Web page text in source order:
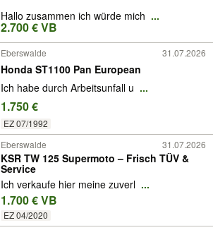
Hallo zusammen ich würde mich ...
2.700 € VB
Eberswalde 31.07.2026
Honda ST1100 Pan European
Ich habe durch Arbeitsunfall u ...
1.750 €
EZ 07/1992
Eberswalde 31.07.2026
KSR TW 125 Supermoto – Frisch TÜV &
Service
Ich verkaufe hier meine zuverl ...
1.700 € VB
EZ 04/2020